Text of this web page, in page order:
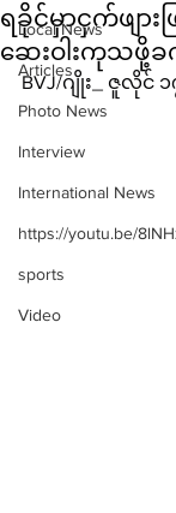
Local News
Articles
Photo News
Interview
International News
https://youtu.be/
sports
Video
ရခိုင်မှာငှက်ဖျား
ဆေးဝါးကုသဖို့
BVJ/ဂျိုး_ ဇူလိုင် ၁